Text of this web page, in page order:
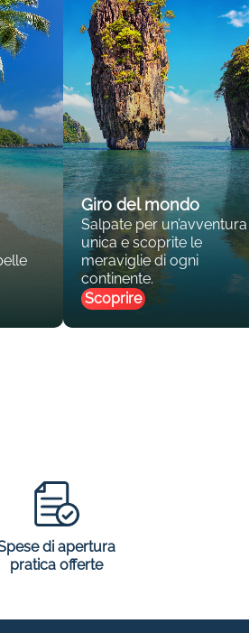
Giro del mondo
Salpate per un’avventura
unica e scoprite le
meraviglie di ogni
continente.
Scoprire
di apertura
pratica offerte